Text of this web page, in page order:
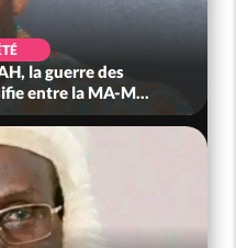
la guerre des
entre la MA-M...